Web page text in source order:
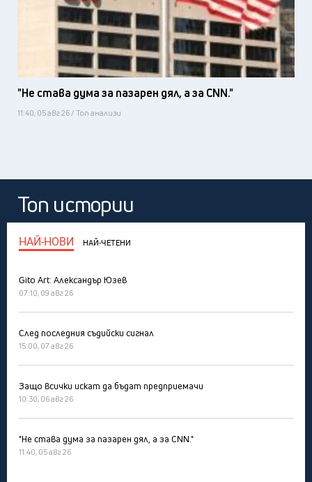
"Не става дума за пазарен дял, а за CNN."
11:40, 05 авг 26 / Топ анализи
Топ истории
НАЙ-НОВИ НАЙ-ЧЕТЕНИ
Gito Art: Александър Юзев
07:10, 09 авг 26
След последния съдийски сигнал
15:00, 07 авг 26
Защо всички искат да бъдат предприемачи
10:30, 06 авг 26
"Не става дума за пазарен дял, а за CNN."
11:40, 05 авг 26